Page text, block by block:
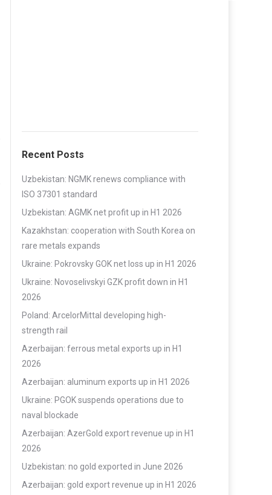
Recent Posts
Uzbekistan: NGMK renews compliance with
ISO 37301 standard
Uzbekistan: AGMK net profit up in H1 2026
Kazakhstan: cooperation with South Korea on
rare metals expands
Ukraine: Pokrovsky GOK net loss up in H1 2026
Ukraine: Novoselivskyi GZK profit down in H1
2026
Poland: ArcelorMittal developing high-
strength rail
Azerbaijan: ferrous metal exports up in H1
2026
Azerbaijan: aluminum exports up in H1 2026
Ukraine: PGOK suspends operations due to
naval blockade
Azerbaijan: AzerGold export revenue up in H1
2026
Uzbekistan: no gold exported in June 2026
Azerbaijan: gold export revenue up in H1 2026